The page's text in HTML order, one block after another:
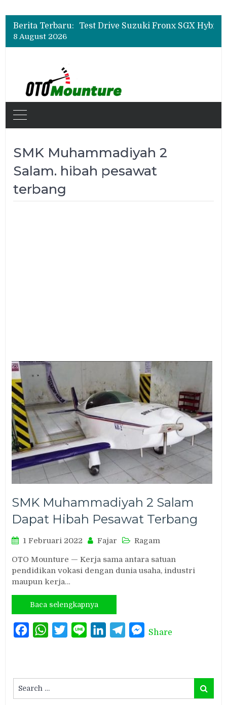
Berita Terbaru:
Beli Mobil Jangan Cuma Lihat Cicilan, TAF dan OJK Tekankan Pentingnya Literasi Keuangan
Beli Mobil Jangan Cuma Lihat Cicilan, TAF dan OJK Tekankan Pentingnya Literasi Keuangan
8 August 2026
SMK Muhammadiyah 2
Salam. hibah pesawat
terbang
SMK Muhammadiyah 2 Salam
Dapat Hibah Pesawat Terbang
1 Februari 2022 Fajar Ragam
OTO Mounture — Kerja sama antara satuan
pendidikan vokasi dengan dunia usaha, industri
maupun kerja…
Baca selengkapnya
FacebookWhatsAppTwitterLine LinkedInTelegramMessenger
Share
for:
Search